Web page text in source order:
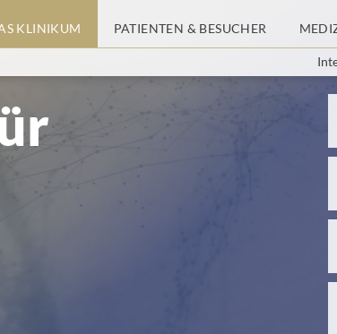
KLINIKUM PATIENTEN & BESUCHER